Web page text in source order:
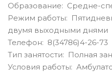
Образование: Средне-
Режим работы:
двумя выходными днями
Телефон: 8(34786)4-26-73
Тип занятости: Полная
Условия работы: